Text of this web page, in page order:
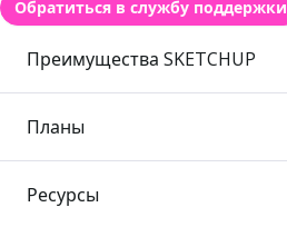
Обратиться в службу поддержки
Преимущества SKETCHUP
Планы
Ресурсы